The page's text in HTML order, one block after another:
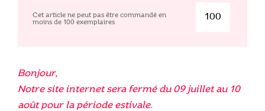
Cet article ne peut pas être commandé en
moins de 100 exemplaires
Bonjour,
Notre site internet sera fermé du 09 juillet au 10
août pour la période estivale.